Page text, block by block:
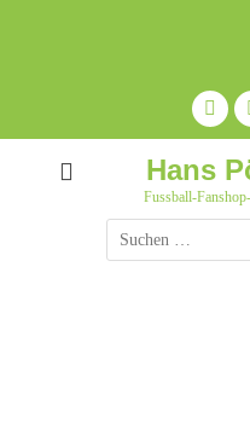
Hans
Fussball-
Suche
nach: